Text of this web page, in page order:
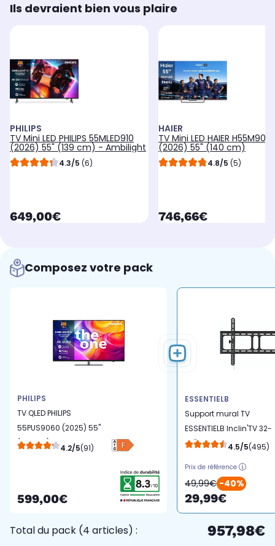
Ils devraient bien vous plaire
PHILIPS
TV Mini LED PHILIPS 55MLED910
(2026) 55" (139 cm) - Ambilight
4.3/5 (6)
currentPrice
649,00€
HAIER
TV Mini LED HAIER
(2026) 55" (140 cm)
4.8/5 (5)
currentPrice
746,66€
Composez votre pack
PHILIPS
TV QLED PHILIPS
55PUS9060 (2025) 55"
(139 cm) 4K - Smart TV,
4.2/5(91)
599,00€
ESSENTIELB
Support mural TV
ESSENTIELB Inclin'TV 32-
75''
4.5/5(495)
Prix de référence
49,99€ -40%
29,99€
Total du pack (4 articles) : 957,98€